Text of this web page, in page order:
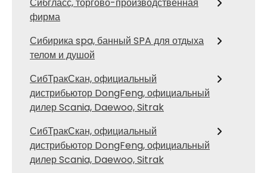
фирма
Сибирика spa, банный SPA для отдыха
телом и душой
СибТракСкан, официальный
дистрибьютор DongFeng, официальный
дилер Scania, Daewoo, Sitrak
СибТракСкан, официальный
дистрибьютор DongFeng, официальный
дилер Scania, Daewoo, Sitrak